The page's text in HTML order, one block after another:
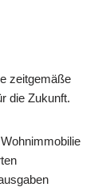
zeitgemäße
die Zukunft.